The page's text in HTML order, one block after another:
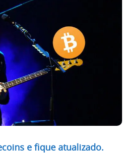
e fique atualizado.